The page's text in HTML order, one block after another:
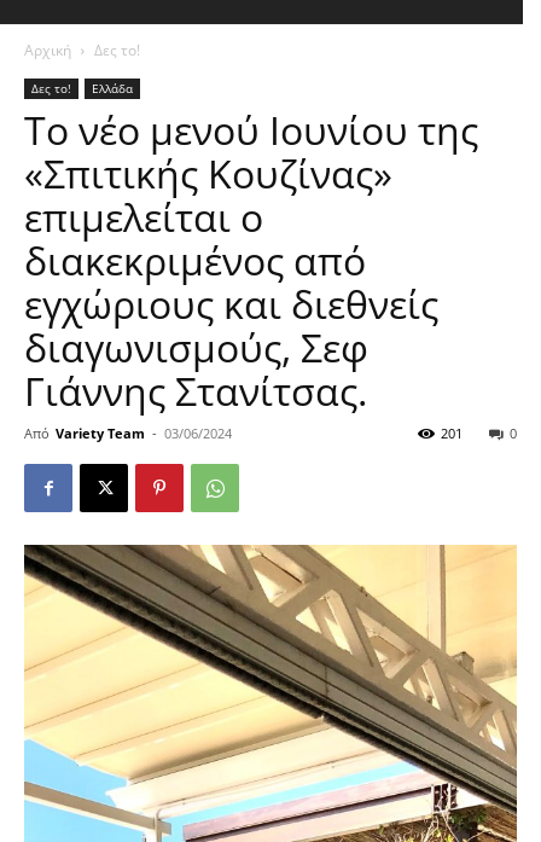
Αρχική Δες το!
Δες το! Ελλάδα
Το νέο μενού Ιουνίου της
«Σπιτικής Κουζίνας»
επιμελείται ο
διακεκριμένος από
εγχώριους και διεθνείς
διαγωνισμούς, Σεφ
Γιάννης Στανίτσας.
Από Variety Team - 03/06/2024 0
201